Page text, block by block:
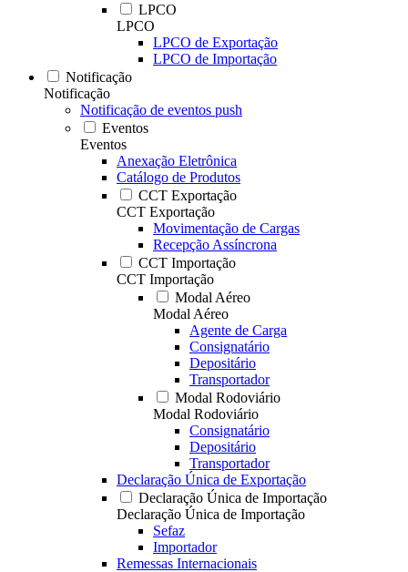
LPCO
LPCO
LPCO de Exportação
LPCO de Importação
Notificação
Notificação
Notificação de eventos push
Eventos
Eventos
Anexação Eletrônica
Catálogo de Produtos
CCT Exportação
CCT Exportação
Movimentação de Cargas
Recepção Assíncrona
CCT Importação
CCT Importação
Modal Aéreo
Modal Aéreo
Agente de Carga
Consignatário
Depositário
Transportador
Modal Rodoviário
Modal Rodoviário
Consignatário
Depositário
Transportador
Declaração Única de Exportação
Declaração Única de Importação
Declaração Única de Importação
Sefaz
Importador
Remessas Internacionais